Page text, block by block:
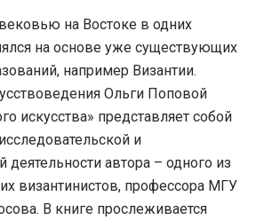
на Востоке в одних
на основе уже существующих
например Византии.
Ольги Поповой
искусства» представляет собой
и
деятельности автора – одного из
византинистов, профессора МГУ
В книге прослеживается